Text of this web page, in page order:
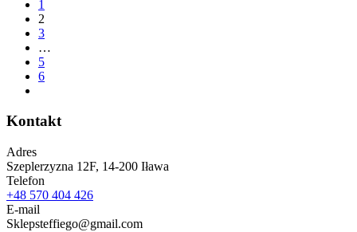
1
2
3
…
5
6
Kontakt
Adres
Szeplerzyzna 12F, 14-200 Iława
Telefon
+48 570 404 426
E-mail
Sklepsteffiego@gmail.com